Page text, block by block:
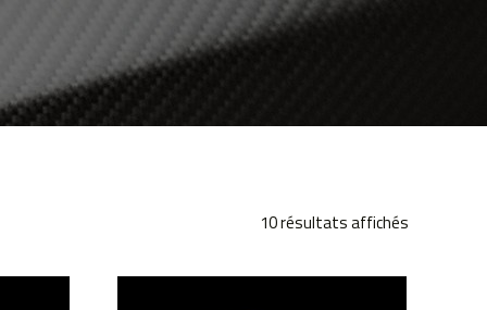
10 résultats affichés